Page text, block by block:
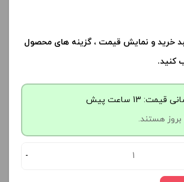
خرید و نمایش قیمت ، گزینه های محصول
کنید.
13 ساعت پیش
هستند.
-